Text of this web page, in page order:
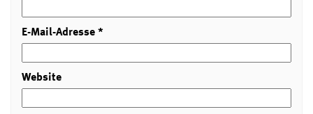
E-Mail-Adresse*
Website